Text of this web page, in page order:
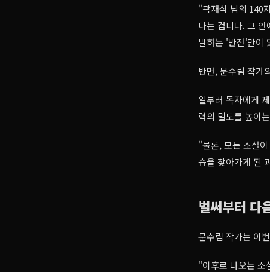
"곽재식 님의 140
다는 겁니다. 그
말하는 '반전'만이
반면, 문수림 작가
일부러 독자에게
력의 밀도를 높이
"물론, 모든 소설
습을 찾아가게 된
벌써부터 다
문수림 작가는 이
"이후로 나오는 소